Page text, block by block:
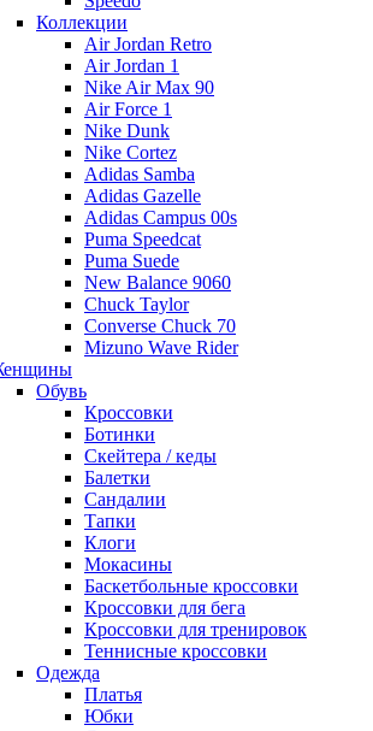
Коллекции
Air Jordan Retro
Air Jordan 1
Nike Air Max 90
Air Force 1
Nike Dunk
Nike Cortez
Adidas Samba
Adidas Gazelle
Adidas Campus 00s
Puma Speedcat
Puma Suede
New Balance 9060
Chuck Taylor
Converse Chuck 70
Mizuno Wave Rider
Обувь
Кроссовки
Ботинки
Скейтера / кеды
Балетки
Сандалии
Тапки
Клоги
Мокасины
Баскетбольные кроссовки
Кроссовки для бега
Кроссовки для тренировок
Теннисные кроссовки
Одежда
Платья
Юбки